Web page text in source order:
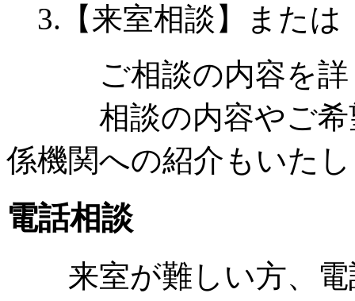
3.【来室相談】または
ご相談の内容を詳
相談の内容やご希望
係機関への紹介もいた
電話相談
来室が難しい方、電